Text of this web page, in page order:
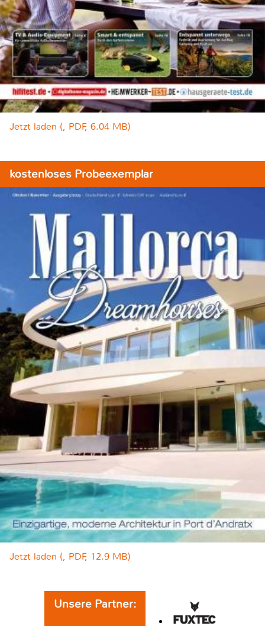
Jetzt laden (, PDF, 6.04 MB)
kostenloses Probeexemplar
Jetzt laden (, PDF, 12.9 MB)
Unsere Partner: